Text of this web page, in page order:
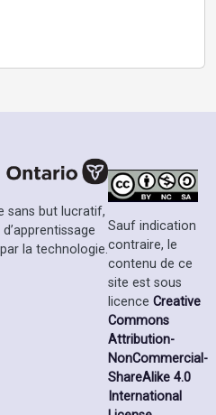
sans but lucratif,
la technologie.
Sauf indication
contraire, le
contenu de ce
site est sous
licence Creative
Commons
Attribution-
NonCommercial-
ShareAlike 4.0
International